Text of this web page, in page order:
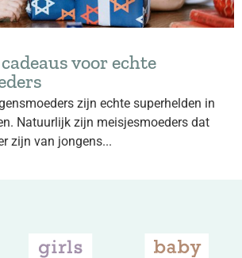
voor echte
zijn echte superhelden in
Natuurlijk zijn meisjesmoeders dat
zijn van jongens...